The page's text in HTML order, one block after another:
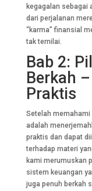
kegagalan sebagai
dari perjalanan
“karma” finansial
tak ternilai.
Bab 2:
Berkah
Praktis
Setelah
adalah
praktis dan dapat
terhadap materi
kami merumuskan
sistem keuangan
juga penuh berkah